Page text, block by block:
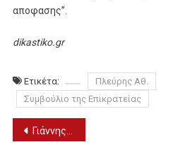
αποφασης”.
dikastiko.gr
Ετικέτα:
Πλεύρης Αθ.
Συμβούλιο της Επικρατείας
Πλοήγηση
Γιάννης Κώτσος, Θρασύβουλος Κονταξής, Τάσος Τριανταφύλλου η νομική ομάδα του π. Αντωνίου